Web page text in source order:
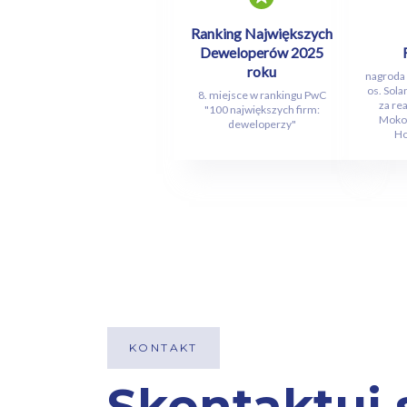
Ranking Największych
Deweloperów 2025
roku
8. miejsce w rankingu PwC
"100 największych firm:
deweloperzy"
os.
za
KONTAKT